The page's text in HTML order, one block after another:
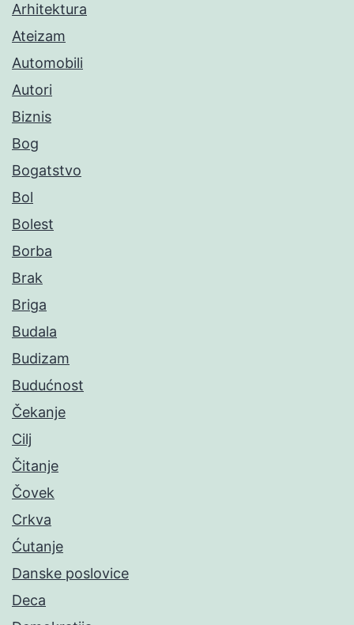
Arhitektura
Ateizam
Automobili
Autori
Biznis
Bog
Bogatstvo
Bol
Bolest
Borba
Brak
Briga
Budala
Budizam
Budućnost
Čekanje
Cilj
Čitanje
Čovek
Crkva
Ćutanje
Danske poslovice
Deca